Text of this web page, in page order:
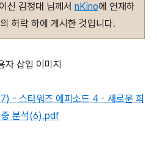
신 김정대 님께서 nKino에 연재하
허락 하에 게시한 것입니다.
- 스타워즈 에피소드 4 - 새로운 희
중 분석(6).pdf